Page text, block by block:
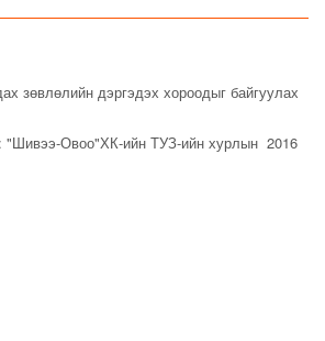
зөвлөлийн дэргэдэх хороодыг байгуулах
"Шивээ-Овоо"ХК-ийн ТУЗ-ийн хурлын 2016